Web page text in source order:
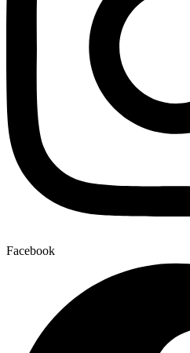
Facebook